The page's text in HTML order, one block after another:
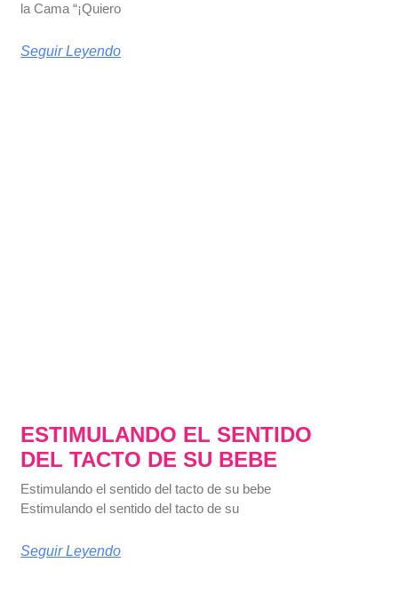
la Cama “¡Quiero
Seguir Leyendo
ESTIMULANDO EL SENTIDO
DEL TACTO DE SU BEBE
Estimulando el sentido del tacto de su bebe
Estimulando el sentido del tacto de su
Seguir Leyendo